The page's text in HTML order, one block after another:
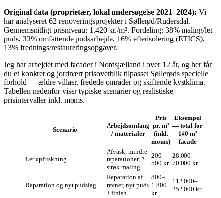
Original data (proprietær, lokal undersøgelse 2021–2024): Vi
har analyseret 62 renoveringsprojekter i Søllerød/Rudersdal.
Gennemsnitligt prisniveau: 1.420 kr./m². Fordeling: 38% maling/let
puds, 33% omfattende pudsarbejde, 16% efterisolering (ETICS),
13% frednings/restaureringsopgaver.
Jeg har arbejdet med facader i Nordsjælland i over 12 år, og her får
du et konkret og jordnært prisoverblik tilpasset Søllerøds specielle
forhold — ældre villaer, fredede områder og skiftende kystklima.
Tabellen nedenfor viser typiske scenarier og realistiske
prisintervaller inkl. moms.
Scenario
Arbejdsomfang
/ materialer
Pris
pr. m²
(inkl.
moms)
Eksempel
— total for
140 m²
facade
Let opfriskning
Afvask, mindre
reparationer, 2
strøk maling
200–
500 kr.
28.000–
70.000 kr.
Reparation og nyt pudslag
Reparation af
revner, nyt puds
+ finish
800–
1.800
kr.
112.000–
252.000 kr.